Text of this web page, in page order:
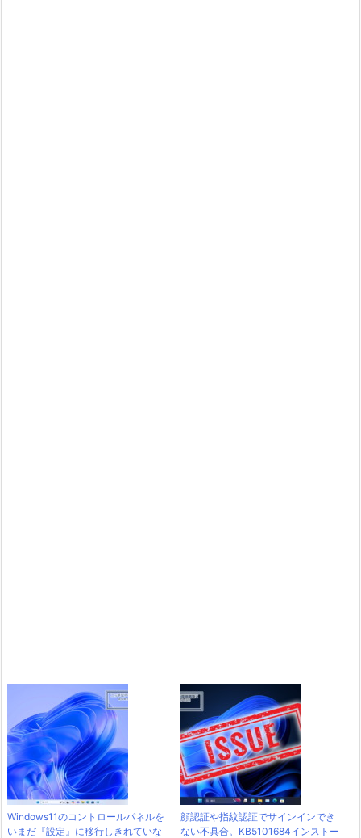
Windows11のコントロールパネルを
いまだ『設定』に移行しきれていな
顔認証や指紋認証でサインインでき
ない不具合。KB5101684インストー